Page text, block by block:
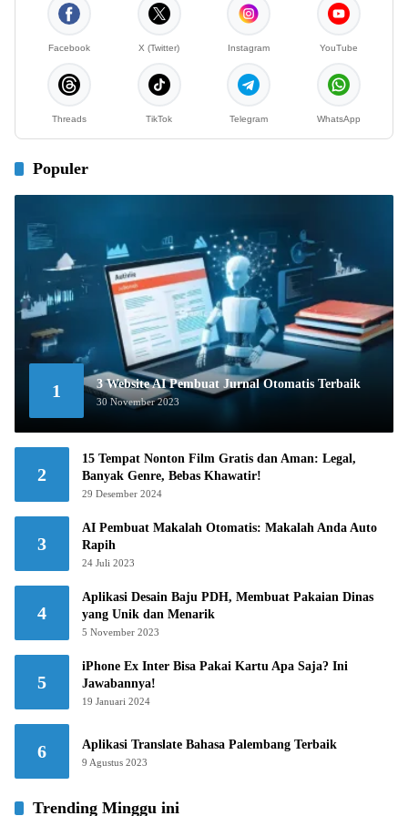
Facebook X (Twitter) Instagram YouTube
Threads TikTok Telegram WhatsApp
Populer
1 3 Website AI Pembuat Jurnal Otomatis Terbaik
30 November 2023
2
15 Tempat Nonton Film Gratis dan Aman: Legal,
Banyak Genre, Bebas Khawatir!
29 Desember 2024
3
AI Pembuat Makalah Otomatis: Makalah Anda Auto
Rapih
24 Juli 2023
4
Aplikasi Desain Baju PDH, Membuat Pakaian Dinas
yang Unik dan Menarik
5 November 2023
5
iPhone Ex Inter Bisa Pakai Kartu Apa Saja? Ini
Jawabannya!
19 Januari 2024
6 Aplikasi Translate Bahasa Palembang Terbaik
9 Agustus 2023
Trending Minggu ini